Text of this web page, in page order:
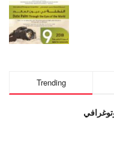
Trending